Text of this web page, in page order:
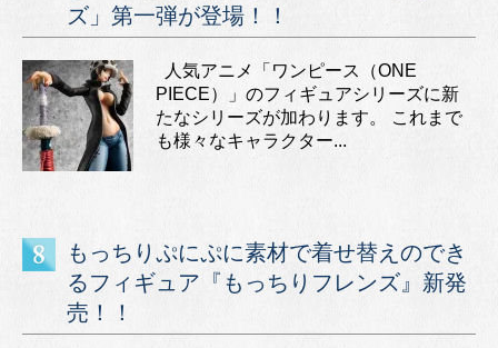
ズ」第一弾が登場！！
人気アニメ「ワンピース（ONE
PIECE）」のフィギュアシリーズに新
たなシリーズが加わります。 これまで
も様々なキャラクター...
もっちりぷにぷに素材で着せ替えのでき
るフィギュア『もっちりフレンズ』新発
売！！